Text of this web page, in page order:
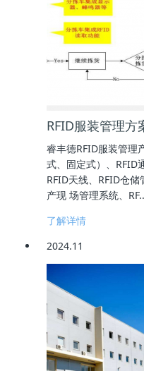
RFID服装管理方
睿丰德RFID服装管理
式、固定式）、RFID
RFID天线、RFID仓
产现 场管理系统、
了解详情
2024.11